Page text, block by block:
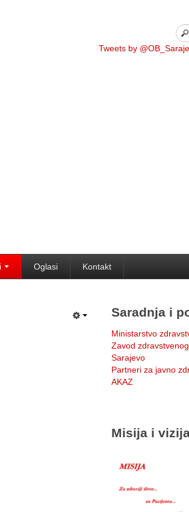
Tweets by
Oglasi Kontakt
Saradnja i
Ministarstvo
Zavod
Sarajevo
Partneri za javno
AKAZ
Misija i